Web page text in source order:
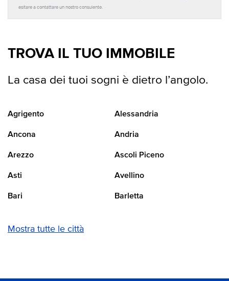
esitare a contattare un nostro consulente.
TROVA IL TUO IMMOBILE
La casa dei tuoi sogni è dietro l’angolo.
Agrigento Alessandria
Ancona Andria
Arezzo Ascoli Piceno
Asti Avellino
Bari Barletta
Mostra tutte le città